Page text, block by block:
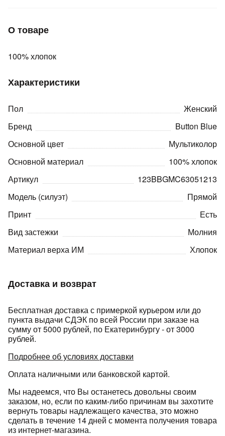
Доставка и возврат
Бесплатная доставка с примеркой курьером или до
пункта выдачи СДЭК по всей России при заказе на
сумму от 5000 рублей, по Екатеринбургу - от 3000
рублей.
Подробнее об условиях доставки
Оплата наличными или банковской картой.
Мы надеемся, что Вы останетесь довольны своим
заказом, но, если по каким-либо причинам вы захотите
вернуть товары надлежащего качества, это можно
сделать в течение 14 дней с момента получения товара
из интернет-магазина.
О товаре
100% хлопок
Характеристики
Пол
Женский
Бренд
Button Blue
Основной цвет
Мультиколор
Основной материал
100% хлопок
Артикул
123BBGMC63051213
Модель (силуэт)
Прямой
Принт
Есть
Вид застежки
Молния
Материал верха ИМ
Хлопок
недели
раз в 2 недели